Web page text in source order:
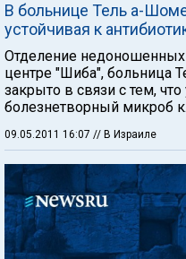
В больнице Тель а-
устойчивая к
Отделение
центре "Шиба", больница
закрыто в связи с тем,
болезнетворный микроб
09.05.2011 16:07 // В Израиле